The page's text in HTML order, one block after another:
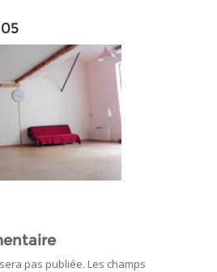
pas publiée. Les champs